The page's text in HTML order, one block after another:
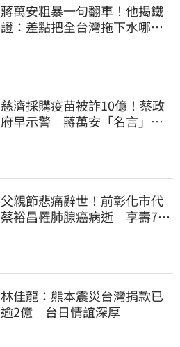
蔣萬安粗暴一句翻車！他揭鐵
證：差點把全台灣拖下水哪時
慈濟採購疫苗被詐10億！蔡政
府早示警 蔣萬安「名言」翻
父親節悲痛辭世！前彰化市代
蔡裕昌罹肺腺癌病逝 享壽71
林佳龍：熊本震災台灣捐款已
逾2億 台日情誼深厚